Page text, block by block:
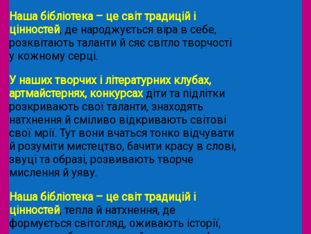
Наша бібліотека – це світ традицій і
цінностей, де народжується віра в себе,
розквітають таланти й сяє світло творчості
у кожному серці.
У наших творчих і літературних клубах,
артмайстернях, конкурсахдіти та підлітки
розкривають свої таланти, знаходять
натхнення й сміливо відкривають світові
свої мрії. Тут вони вчаться тонко відчувати
й розуміти мистецтво, бачити красу в слові,
звуці та образі, розвивають творче
мислення й уяву.
Наша бібліотека – це світ традицій і
цінностей, тепла й натхнення, де
формується світогляд, оживають історії,